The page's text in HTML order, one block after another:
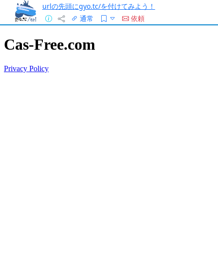
urlの先頭にgyo.tc/を付けてみよう！
通常
依頼